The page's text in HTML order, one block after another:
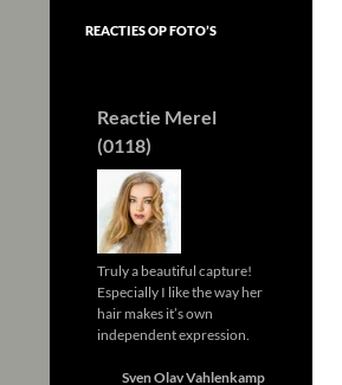
REACTIES OP FOTO’S
Reactie Merel
(0118)
Truly a beautiful capture!
Especially I like the way her
hair makes it’s own
independent expression.
Sven Olav Vahlenkamp